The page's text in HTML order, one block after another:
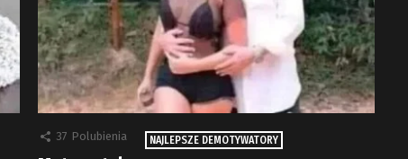
37 Polubienia NAJLEPSZE DEMOTYWATORY